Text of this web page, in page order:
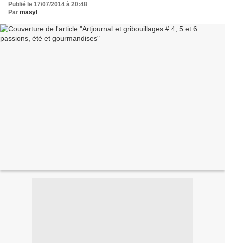
Publié le 17/07/2014 à 20:48
Par masyl